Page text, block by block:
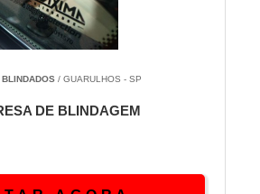
comuns invalidam garantia e
o veiculo em 35 por cento.
Especificacao SP
/ GUARULHOS - SP
DE BLINDAGEM